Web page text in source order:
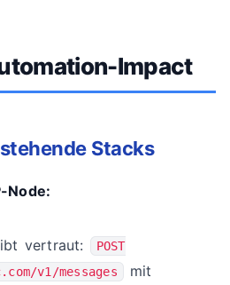
Impact
Stacks
Node:
vertraut:
POST
v1/messages
mit